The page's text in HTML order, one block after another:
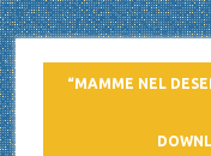
“MAMME NEL